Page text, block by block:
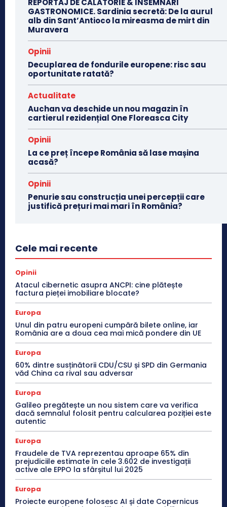
REPORTAJ DE CĂLĂTORIE & ÎNSEMNĂRI
GASTRONOMICE. Sardinia secretă: De la aurul
alb din Sant’Antioco la mireasma de mirt din
Muravera
Opinii
Decuplarea de fondurile europene: risc sau
oportunitate ratată?
Actualitate
Auchan va deschide un nou magazin în
cartierul rezidențial One Floreasca City
Opinii
La ce preț începe România să lase mașina
acasă?
Opinii
Penurie sau construcția unei percepții care
justifică prețuri mai mari în România?
Cele mai recente
Opinii
Atacul cibernetic asupra ANCPI: cine plătește
factura pieței imobiliare blocate?
Europa
Unul din patru europeni cumpără bilete online, iar
România are a doua cea mai mică pondere din UE
Europa
60% dintre susținătorii CDU/CSU și SPD din Germania
văd China ca rival sau adversar
Europa
Galileo pregătește un nou sistem care va verifica
dacă semnalul folosit pentru calcularea poziției este
autentic
Europa
Fraudele de TVA reprezentau aproape 65% din
prejudiciile estimate în cele 3.602 de investigații
active ale EPPO la sfârșitul lui 2025
Europa
Proiecte europene folosesc AI și date Copernicus